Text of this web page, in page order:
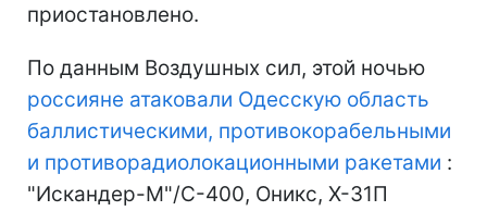
приостановлено.
По данным Воздушных сил, этой ночью
россияне атаковали Одесскую область
баллистическими, противокорабельными
и противорадиолокационными ракетами :
"Искандер-М"/С-400, Оникс, Х-31П